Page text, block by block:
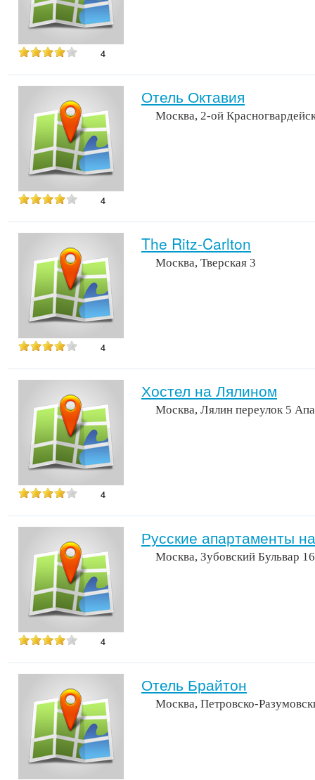
4
4
Отель Октавия
Москва, 2-oй
4
The Ritz-Carlton
Москва, Тверская 3
4
Хостел на Лялином
Москва, Лялин переулок 5
4
Русские апартаменты
Москва, Зубовский Бульвар
Отель Брайтон
Москва, Петровско-